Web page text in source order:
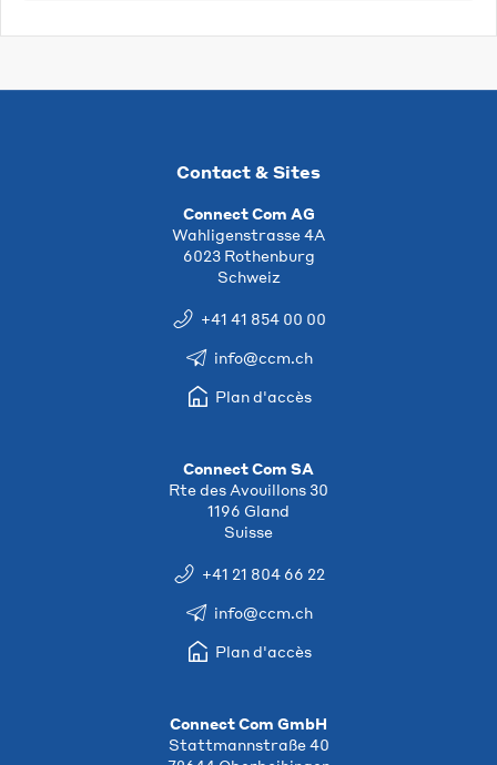
Contact & Sites
Connect Com AG
Wahligenstrasse 4A
6023 Rothenburg
Schweiz
+41 41 854 00 00
info@ccm.ch
Plan d'accès
Connect Com SA
Rte des Avouillons 30
1196 Gland
Suisse
+41 21 804 66 22
info@ccm.ch
Plan d'accès
Connect Com GmbH
Stattmannstraße 40